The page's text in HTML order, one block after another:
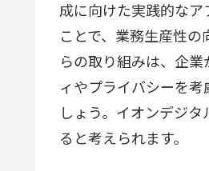
成に向けた実践的な
ことで、業務生産性
らの取り組みは、企
ィやプライバシーを
しょう。イオンデジ
ると考えられます。